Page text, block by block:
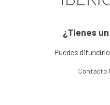
¿Tienes
Puedes
Contacto